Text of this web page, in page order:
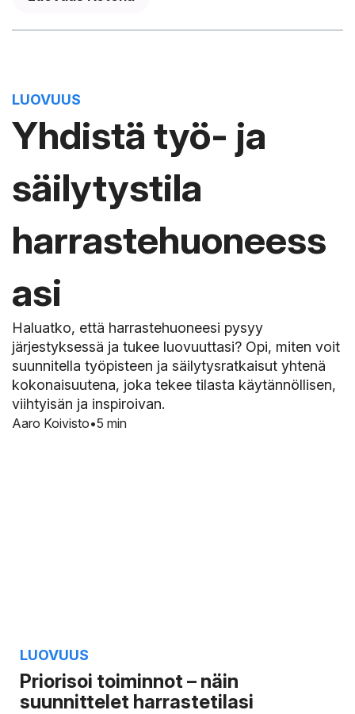
Yhdistä työ- ja
säilytystila
harrastehuoneess
asi
LUOVUUS
5 min
Haluatko, että harrastehuoneesi pysyy
järjestyksessä ja tukee luovuuttasi? Opi, miten voit
suunnitella työpisteen ja säilytysratkaisut yhtenä
kokonaisuutena, joka tekee tilasta käytännöllisen,
viihtyisän ja inspiroivan.
Aaro Koivisto
Priorisoi toiminnot – näin
suunnittelet harrastetilasi
LUOVUUS